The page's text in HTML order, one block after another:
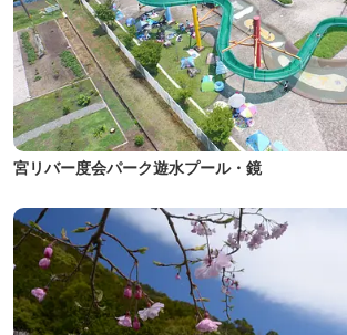
宮リバー度会パーク遊水プール・鏡